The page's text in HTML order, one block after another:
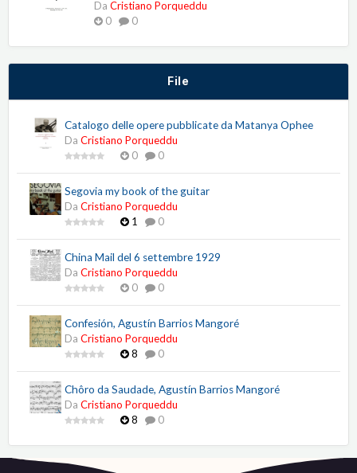
Da Cristiano Porqueddu
0
0
File
Catalogo delle opere pubblicate da Matanya Ophee
Da Cristiano Porqueddu
0
0
Segovia my book of the guitar
Da Cristiano Porqueddu
1
0
China Mail del 6 settembre 1929
Da Cristiano Porqueddu
0
0
Confesión, Agustín Barrios Mangoré
Da Cristiano Porqueddu
8
0
Chôro da Saudade, Agustín Barrios Mangoré
Da Cristiano Porqueddu
8
0